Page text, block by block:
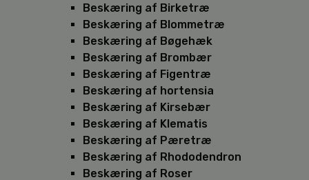
Beskæring af Birketræ
Beskæring af Blommetræ
Beskæring af Bøgehæk
Beskæring af Brombær
Beskæring af Figentræ
Beskæring af hortensia
Beskæring af Kirsebær
Beskæring af Klematis
Beskæring af Pæretræ
Beskæring af Rhododendron
Beskæring af Roser